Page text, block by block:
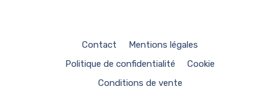
Contact
Mentions légales
Politique de confidentialité
Cookie
Conditions de vente